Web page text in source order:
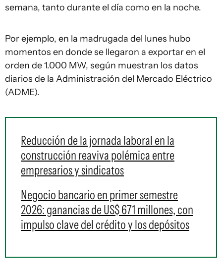
semana, tanto durante el día como en la noche.
Por ejemplo, en la madrugada del lunes hubo
momentos en donde se llegaron a exportar en el
orden de 1.000 MW, según muestran los datos
diarios de la Administración del Mercado Eléctrico
(ADME).
Reducción de la jornada laboral en la
construcción reaviva polémica entre
empresarios y sindicatos
Negocio bancario en primer semestre
2026: ganancias de US$ 671 millones, con
impulso clave del crédito y los depósitos